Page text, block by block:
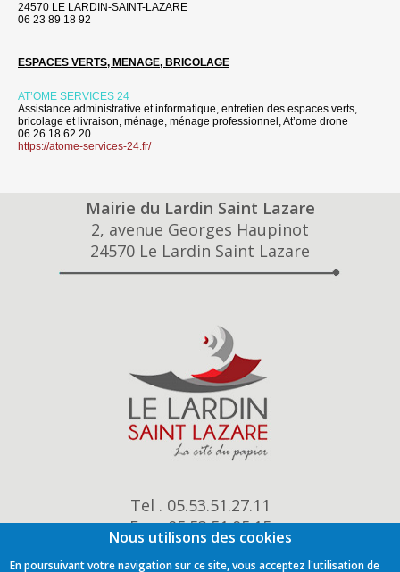
24570 LE LARDIN-SAINT-LAZARE
06 23 89 18 92
ESPACES VERTS, MENAGE, BRICOLAGE
AT’OME SERVICES 24
Assistance administrative et informatique, entretien des espaces verts,
bricolage et livraison, ménage, ménage professionnel, At’ome drone
06 26 18 62 20
https://atome-services-24.fr/
Mairie du Lardin Saint Lazare
2, avenue Georges Haupinot
24570 Le Lardin Saint Lazare
Tel . 05.53.51.27.11
Fax . 05.53.51.05.15
mairie@le-lardin.fr
Nous utilisons des cookies
En poursuivant votre navigation sur ce site, vous acceptez l'utilisation de